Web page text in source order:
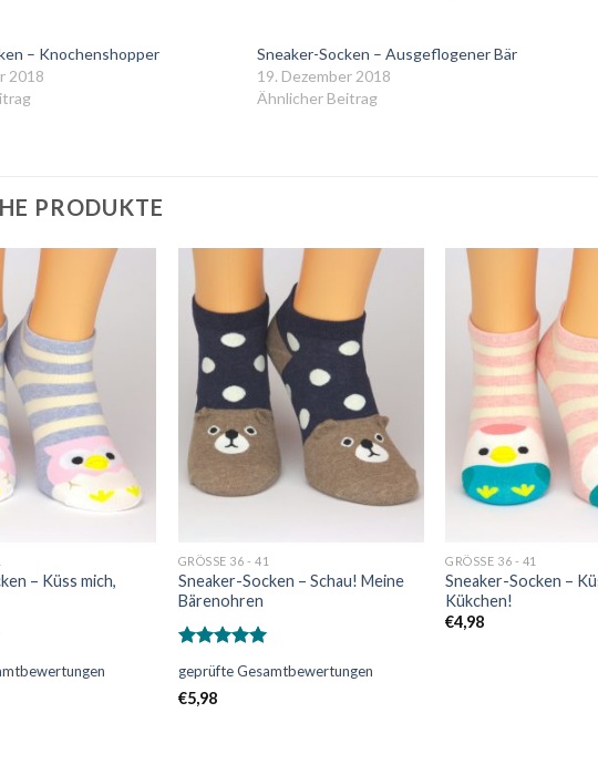
– Knochenshopper
2018
Sneaker-Socken – Ausgeflogener Bär
19. Dezember 2018
Ähnlicher Beitrag
PRODUKTE
die
Wunschliste
– Küss mich,
die
Wunschliste
GRÖSSE 36 - 41
Sneaker-Socken – Schau! Meine
Bärenohren
mit5.00
von 5
geprüfte Gesamtbewertungen
€5,98
GRÖSSE 36 - 41
Sneaker-Socken –
Kükchen!
€4,98